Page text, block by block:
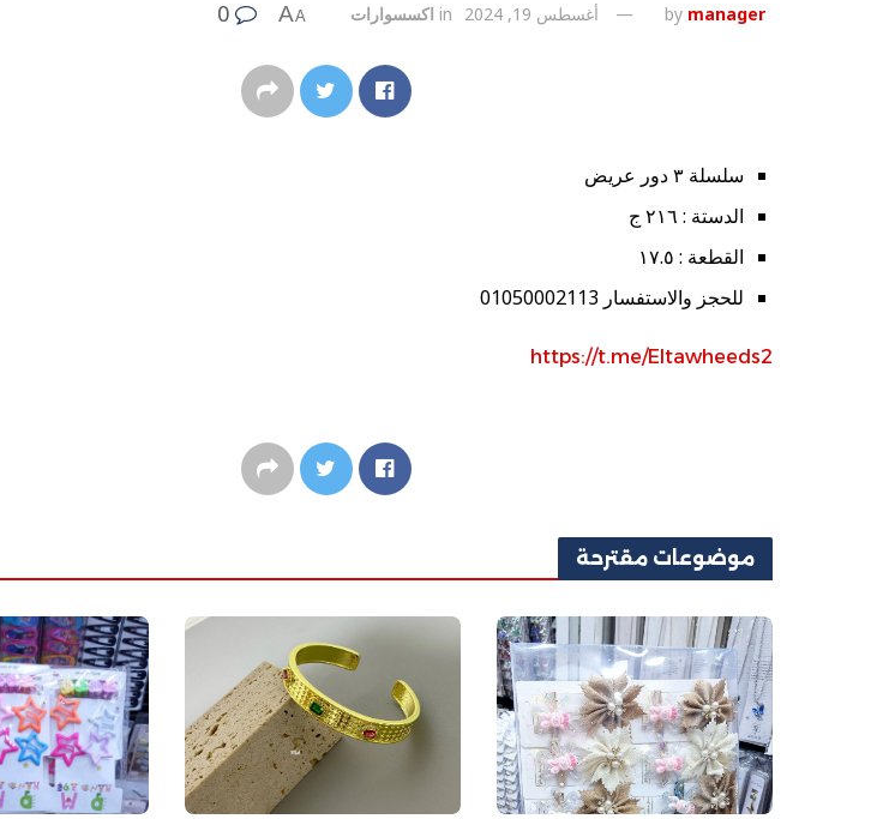
by manager أغسطس 19, 2024 in اكسسوارات A
A
سلسلة ٣ دور عريض
الدستة : ٢١٦ ج
القطعة : ١٧.٥
للحجز والاستفسار 01050002113
https://t.me/Eltawheeds2
موضوعات مقترحة